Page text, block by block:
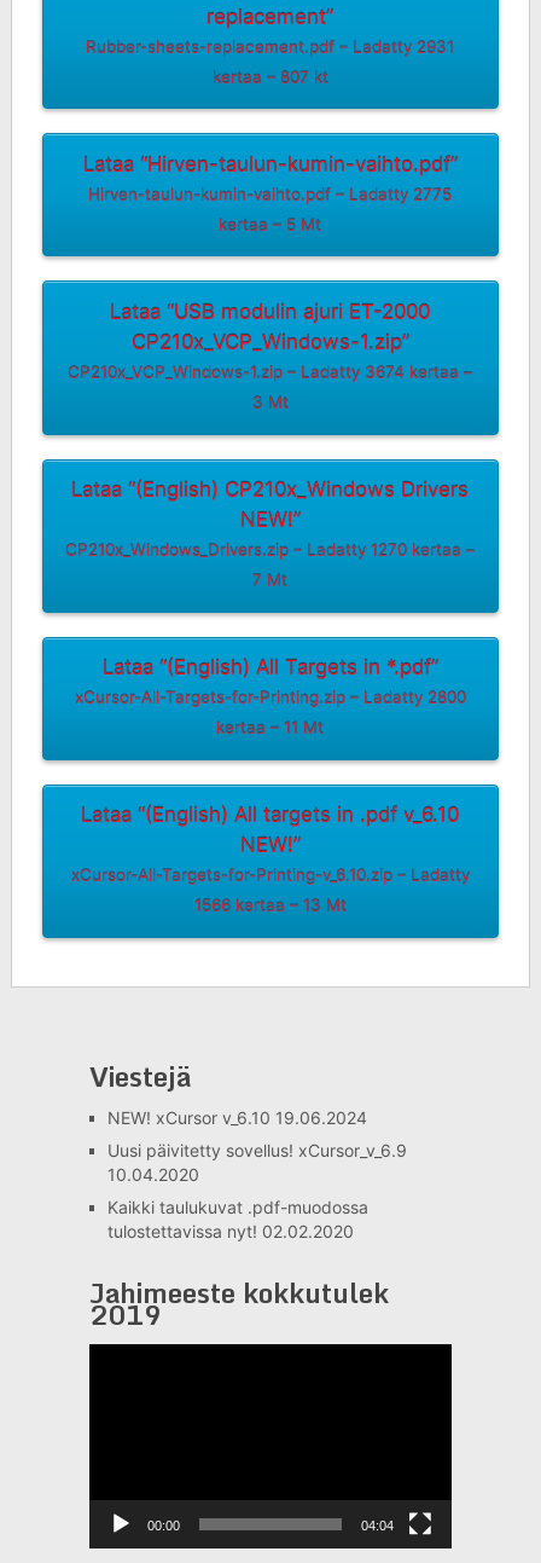
replacement”
Rubber-sheets-replacement.pdf – Ladatty 2931
kertaa – 807 kt
Lataa “Hirven-taulun-kumin-vaihto.pdf”
Hirven-taulun-kumin-vaihto.pdf – Ladatty 2775
kertaa – 5 Mt
Lataa “USB modulin ajuri ET-2000
CP210x_VCP_Windows-1.zip”
CP210x_VCP_Windows-1.zip – Ladatty 3674 kertaa –
3 Mt
Lataa “(English) CP210x_Windows Drivers
NEW!”
CP210x_Windows_Drivers.zip – Ladatty 1270 kertaa –
7 Mt
Lataa “(English) All Targets in *.pdf”
xCursor-All-Targets-for-Printing.zip – Ladatty 2800
kertaa – 11 Mt
Lataa “(English) All targets in .pdf v_6.10
NEW!”
xCursor-All-Targets-for-Printing-v_6.10.zip – Ladatty
1566 kertaa – 13 Mt
Viestejä
NEW! xCursor v_6.10 19.06.2024
Uusi päivitetty sovellus! xCursor_v_6.9
10.04.2020
Kaikki taulukuvat .pdf-muodossa
tulostettavissa nyt! 02.02.2020
Jahimeeste kokkutulek
2019
00:00 04:04